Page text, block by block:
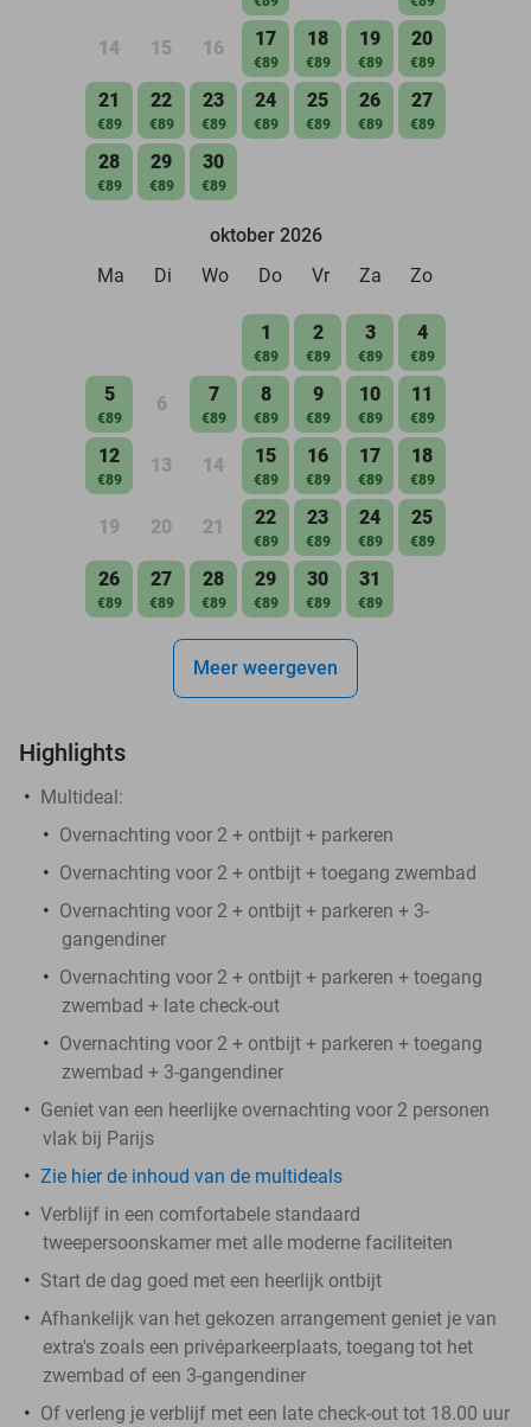
14 15 16 17
€89
18
€89
19
€89
20
€89
21
€89
22
€89
23
€89
24
€89
25
€89
26
€89
27
€89
28
€89
29
€89
30
€89
oktober 2026
Ma
Di Wo Do Vr Za Zo
1
€89
2
€89
3
€89
4
€89
5
€89
6 7
€89
8
€89
9
€89
10
€89
11
€89
12
€89
13 14 15
€89
16
€89
17
€89
18
€89
19 20 21 22
€89
23
€89
24
€89
25
€89
26
€89
27
€89
28
€89
29
€89
30
€89
31
€89
Meer weergeven
Highlights
Multideal:
Overnachting voor 2 + ontbijt + parkeren
Overnachting voor 2 + ontbijt + toegang zwembad
Overnachting voor 2 + ontbijt + parkeren + 3-
gangendiner
Overnachting voor 2 + ontbijt + parkeren + toegang
zwembad + late check-out
Overnachting voor 2 + ontbijt + parkeren + toegang
zwembad + 3-gangendiner
Geniet van een heerlijke overnachting voor 2 personen
vlak bij Parijs
Zie hier de inhoud van de multideals
Verblijf in een comfortabele standaard
tweepersoonskamer met alle moderne faciliteiten
Start de dag goed met een heerlijk ontbijt
Afhankelijk van het gekozen arrangement geniet je van
extra's zoals een privéparkeerplaats, toegang tot het
zwembad of een 3-gangendiner
Of verleng je verblijf met een late check-out tot 18.00 uur